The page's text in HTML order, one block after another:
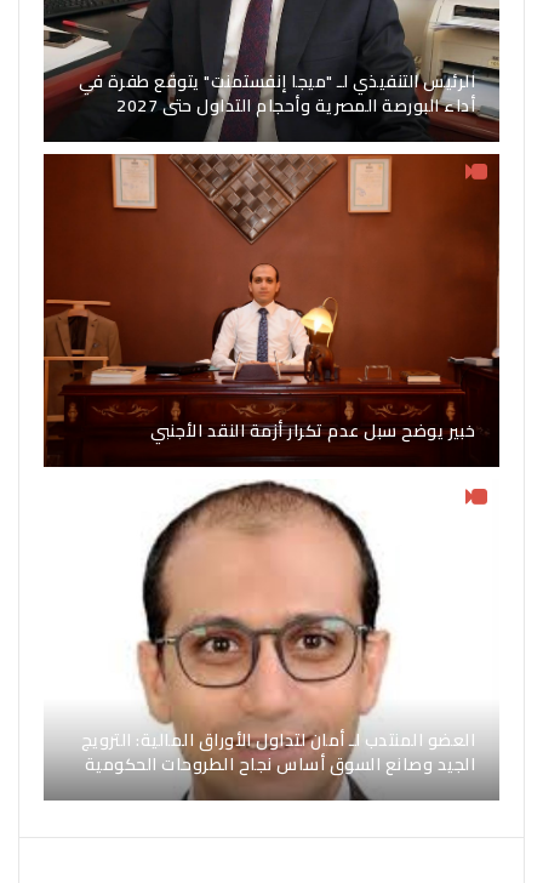
الرئيس التنفيذي لـ "ميجا إنفستمنت" يتوقع طفرة في
أداء البورصة المصرية وأحجام التداول حتى 2027
خبير يوضح سبل عدم تكرار أزمة النقد الأجنبي
العضو المنتدب لـ أمان لتداول الأوراق المالية: الترويج
الجيد وصانع السوق أساس نجاح الطروحات الحكومية